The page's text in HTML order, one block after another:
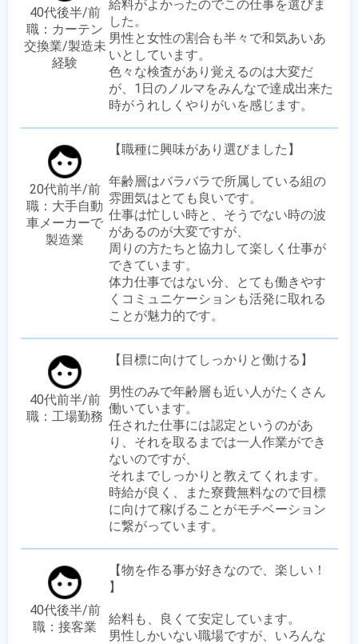
40代後半/前
職：カーテン
交換業/製造未
経験
給料がよかったのでこの仕事を選びま
した。
男性と女性の割合も半々で和気あいあ
いとしています。
色々な検査があり覚えるのは大変だ
が、1日のノルマをみんなで達成出来た
時がうれしくやりがいを感じます。
20代前半/前
職：大手自動
車メーカーで
製造業
【職種に興味があり選びました】
年齢層はバラバラで所属している組の
雰囲気はとても良いです。
仕事は忙しい時と、そうでない時の波
があるのが大変ですが、
周りの方たちと協力して楽しく仕事が
できています。
体力仕事ではない分、とても働きやす
くコミュニケーションも活発に取れる
ことが魅力的です。
40代前半/前
職：工場勤務
【目標に向けてしっかりと働ける】
男性のみで年齢層も近い人がたくさん
働いています。
任された仕事には認定というのがあ
り、それを取るまでは一人作業ができ
ないのですが、
それまでしっかりと教えてくれます。
時給が良く、また寮費無料なので目標
に向けて稼げることがモチベーション
に繋がっています。
40代後半/前
職：接客業
【物を作る事が好きなので、楽しい！
】
給料も、良くて安定しています。
男性しかいない職場ですが、いろんな